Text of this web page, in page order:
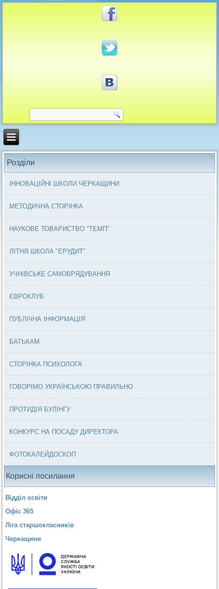
Розділи
ІННОВАЦІЙНІ ШКОЛИ ЧЕРКАЩИНИ
МЕТОДИЧНА СТОРІНКА
НАУКОВЕ ТОВАРИСТВО "ТЕМП"
ЛІТНЯ ШКОЛА "ЕРУДИТ"
УЧНІВСЬКЕ САМОВРЯДУВАННЯ
ЄВРОКЛУБ
ПУБЛІЧНА ІНФОРМАЦІЯ
БАТЬКАМ
СТОРІНКА ПСИХОЛОГА
ГОВОРІМО УКРАЇНСЬКОЮ ПРАВИЛЬНО
ПРОТИДІЯ БУЛІНГУ
КОНКУРС НА ПОСАДУ ДИРЕКТОРА
ФОТОКАЛЕЙДОСКОП
Корисні посилання
Відділ освіти
Офіс 365
Ліга старшокласників
Черкащини